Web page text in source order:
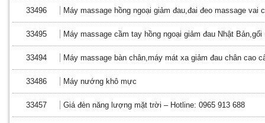
33496 Máy massage hồng ngoại giảm đau,đai đeo massage vai
33495 Máy massage cầm tay hồng ngoại giảm đau Nhật
33494 Máy massage bàn chân,máy mát xa giảm đau chân cao
33486 Máy nướng khô mực
33457 Giá đèn năng lượng mặt trời – Hotline: 0965 913 688